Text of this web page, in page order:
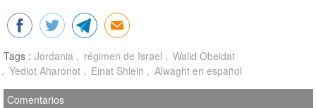
Tags : Jordania régimen de Israel
Walid Obeidat
Yediot Aharonot
Einat Shlein Alwaght en español
Comentarios